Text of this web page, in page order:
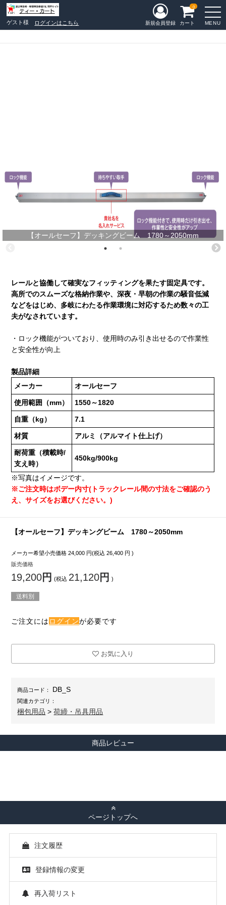
ゲスト様 ログインはこちら MENU
新規会員登録 カート
0
【オールセーフ】デッキングビーム 1780～2050mm
レールと協働して確実なフィッティングを果たす固定具です。
高所でのスムーズな格納作業や、深夜・早朝の作業の騒音低減
などをはじめ、多岐にわたる作業環境に対応するため数々の工
夫がなされています。
・ロック機能がついており、使用時のみ引き出せるので作業性
と安全性が向上
製品詳細
メーカー
オールセーフ
使用範囲（mm） 1550～1820
自重（kg） 7.1
材質 アルミ（アルマイト仕上げ）
耐荷重（積載時/
支え時）
450kg/900kg
※写真はイメージです。
※ご注文時はボデー内寸(トラックレール間の寸法をご確認のう
え、サイズをお選びください。)
【オールセーフ】デッキングビーム 1780～2050mm
メーカー希望小売価格 24,000 円(税込26,400 円 )
販売価格
19,200円 (税込 21,120円 )
送料別
ご注文には ログインが必要です
お気に入り
商品コード： DB_S
関連カテゴリ：
梱包用品 >荷締・吊具用品
商品レビュー
ページトップへ
注文履歴
登録情報の変更
再入荷リスト